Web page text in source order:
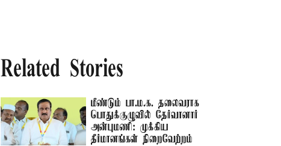
Related Stories
மீண்டும் பா.ம.க. தலைவராக
பொதுக்குழுவில் தேர்வானார்
அன்புமணி: முக்கிய
தீர்மானங்கள் நிறைவேற்றம்